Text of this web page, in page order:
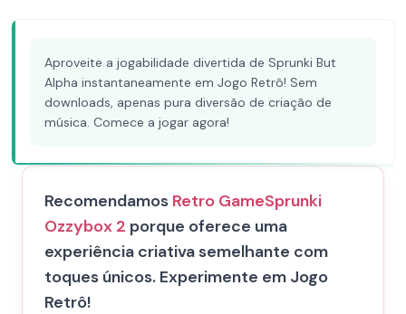
Aproveite a jogabilidade divertida de Sprunki But
Alpha instantaneamente em Jogo Retrô! Sem
downloads, apenas pura diversão de criação de
música. Comece a jogar agora!
Recomendamos Retro GameSprunki
Ozzybox 2 porque oferece uma
experiência criativa semelhante com
toques únicos. Experimente em Jogo
Retrô!